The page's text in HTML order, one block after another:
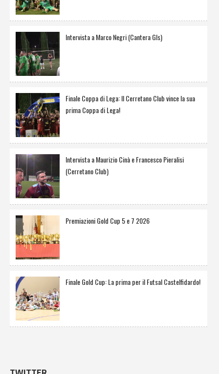
Intervista a Marco Negri (Cantera Gls)
Finale Coppa di Lega: Il Cerretano Club vince la sua
prima Coppa di Lega!
Intervista a Maurizio Cinà e Francesco Pieralisi
(Cerretano Club)
Premiazioni Gold Cup 5 e 7 2026
Finale Gold Cup: La prima per il Futsal Castelfidardo!